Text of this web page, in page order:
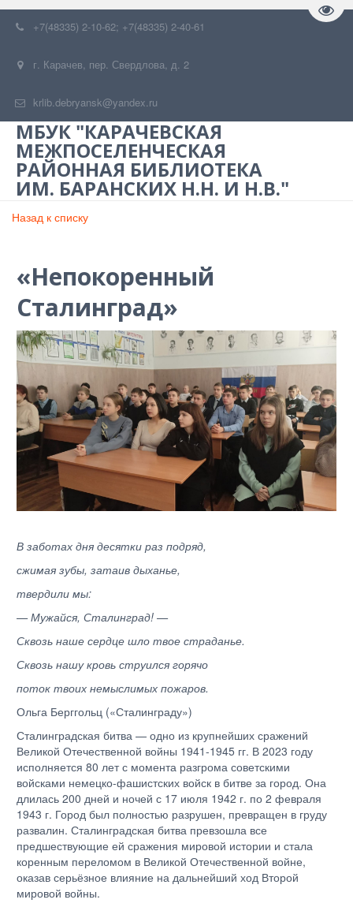
+7(48335) 2-10-62; +7(48335) 2-40-61
г. Карачев, пер. Свердлова, д. 2
krlib.debryansk@yandex.ru
МБУК "КАРАЧЕВСКАЯ
МЕЖПОСЕЛЕНЧЕСКАЯ
РАЙОННАЯ БИБЛИОТЕКА
ИМ. БАРАНСКИХ Н.Н. И Н.В."
Назад к списку
«Непокоренный
Сталинград»
В заботах дня десятки раз подряд,
сжимая зубы, затаив дыханье,
твердили мы:
— Мужайся, Сталинград! —
Сквозь наше сердце шло твое страданье.
Сквозь нашу кровь струился горячо
поток твоих немыслимых пожаров.
Ольга Берггольц («Сталинграду»)
Сталинградская битва — одно из крупнейших сражений
Великой Отечественной войны 1941-1945 гг. В 2023 году
исполняется 80 лет с момента разгрома советскими
войсками немецко-фашистских войск в битве за город. Она
длилась 200 дней и ночей с 17 июля 1942 г. по 2 февраля
1943 г. Город был полностью разрушен, превращен в груду
развалин. Сталинградская битва превзошла все
предшествующие ей сражения мировой истории и стала
коренным переломом в Великой Отечественной войне,
оказав серьёзное влияние на дальнейший ход Второй
мировой войны.